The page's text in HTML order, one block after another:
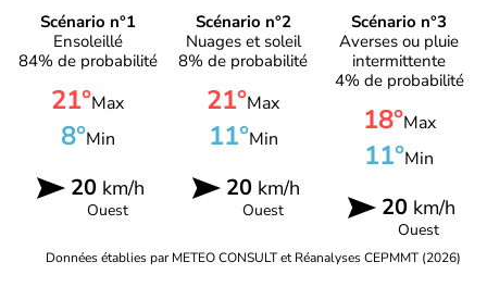
Scénario n°1
Ensoleillé
84% de probabilité
21°Max
8°Min
20km/h
Ouest
Scénario n°2
Nuages et soleil
8% de probabilité
21°Max
11°Min
20km/h
Ouest
Scénario n°3
Averses ou pluie
intermittente
4% de probabilité
18°Max
11°Min
20 km/h
Ouest
Données établies par METEO CONSULT et Réanalyses CEPMMT (2026)